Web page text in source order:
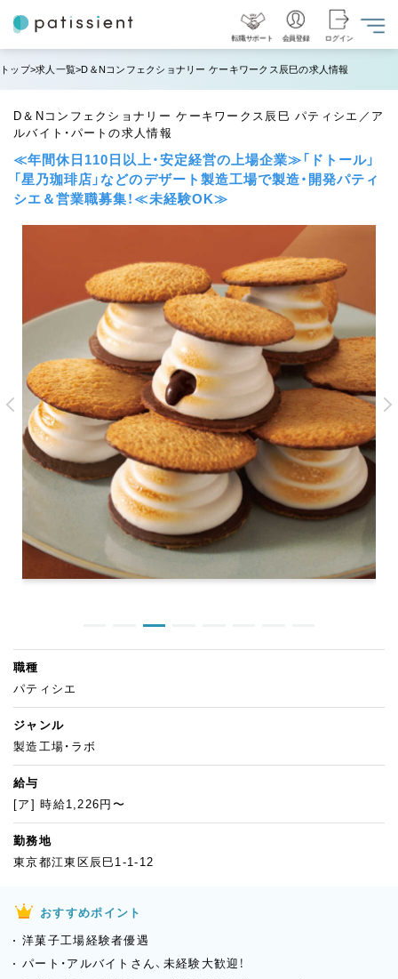
転職サポート 会員登録 ログイン
トップ 求人一覧 D＆Nコンフェクショナリー ケーキワークス辰巳の求人情報
D＆Nコンフェクショナリー ケーキワークス辰巳 パティシエ／ア
ルバイト・パートの求人情報
≪年間休日110日以上・安定経営の上場企業≫「ドトール」
「星乃珈琲店」などのデザート製造工場で製造・開発パティ
シエ＆営業職募集！≪未経験OK≫
職種
パティシエ
ジャンル
製造工場・ラボ
給与
[ア] 時給1,226円〜
勤務地
東京都江東区辰巳1-1-12
おすすめポイント
洋菓子工場経験者優遇
パート・アルバイトさん、未経験大歓迎！